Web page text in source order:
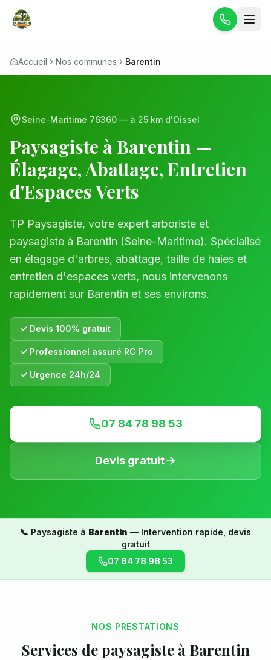
Accueil Nos communes Barentin
Seine-Maritime 76360 — à 25 km d'Oissel
Paysagiste àBarentin —
Élagage, Abattage, Entretien
d'Espaces Verts
TP Paysagiste, votre expert arboriste et
paysagiste à Barentin (Seine-Maritime). Spécialisé
en élagage d'arbres, abattage, taille de haies et
entretien d'espaces verts, nous intervenons
rapidement sur Barentin et ses environs.
✓ Devis 100% gratuit
✓ Professionnel assuré RC Pro
✓ Urgence 24h/24
07 84 78 98 53
Devis gratuit
📞 Paysagiste à Barentin — Intervention rapide, devis
gratuit
07 84 78 98 53
NOS PRESTATIONS
Services de paysagiste à Barentin